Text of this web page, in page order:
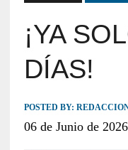
¡YA
DÍAS!
POSTED BY:
06 de Junio de